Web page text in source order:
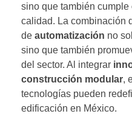
sino que también
calidad. La combinación
de automatización no
sino que también
del sector. Al integrar
construcción modular,
tecnologías pueden
edificación en México.